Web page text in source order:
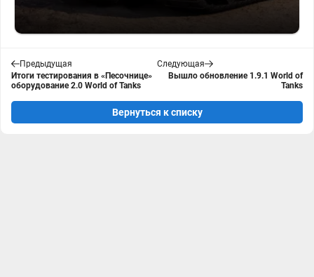
Предыдущая
Итоги тестирования в «Песочнице»
оборудование 2.0 World of Tanks
Следующая
Вышло обновление 1.9.1 World of
Tanks
Вернуться к списку